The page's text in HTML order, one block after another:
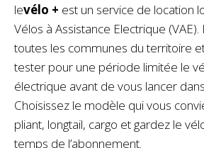
levélo + est un service de location
Vélos à Assistance Electrique
toutes les communes du territoire
tester pour une période limitée le
électrique avant de vous lancer
Choisissez le modèle qui vous
pliant, longtail, cargo et gardez le
temps de l’abonnement.